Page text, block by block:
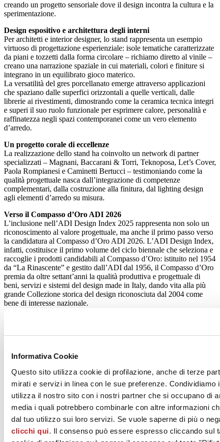
Informativa Cookie
Questo sito utilizza cookie di profilazione, anche di terze
mirati e servizi in linea con le sue preferenze.
utilizza il nostro sito con i nostri partner che si occupano di
media i quali potrebbero combinarle con altre informazioni
dal tuo utilizzo sui loro servizi. Se vuole saperne di più o
clicchi qui. Il consenso può essere espresso cliccando sul
creando un progetto sensoriale dove il design incontra la cultura e la
sperimentazione.
Design espositivo e architettura degli interni
Per architetti e interior designer, lo stand rappresenta un esempio
virtuoso di progettazione esperienziale: isole tematiche caratterizzate
da piani e tozzetti dalla forma circolare – richiamo diretto al vinile –
creano una narrazione spaziale in cui materiali, colori e finiture si
integrano in un equilibrato gioco materico.
La versatilità del gres porcellanato emerge attraverso applicazioni
che spaziano dalle superfici orizzontali a quelle verticali, dalle
librerie ai rivestimenti, dimostrando come la ceramica tecnica integri
e superi il suo ruolo funzionale per esprimere calore, personalità e
raffinatezza negli spazi contemporanei come un vero elemento
d’arredo.
Un progetto corale di eccellenze
La realizzazione dello stand ha coinvolto un network di partner
specializzati – Magnani, Baccarani & Torri, Teknoposa, Let’s Cover,
Paola Rompianesi e Caminetti Bertucci – testimoniando come la
qualità progettuale nasca dall’integrazione di competenze
complementari, dalla costruzione alla finitura, dal lighting design
agli elementi d’arredo su misura.
Verso il Compasso d’Oro ADI 2026
L’inclusione nell’ADI Design Index 2025 rappresenta non solo un
riconoscimento al valore progettuale, ma anche il primo passo verso
la candidatura al Compasso d’Oro ADI 2026. L’ADI Design Index,
infatti, costituisce il primo volume del ciclo biennale che seleziona e
raccoglie i prodotti candidabili al Compasso d’Oro: istituito nel 1954
da “La Rinascente” e gestito dall’ADI dal 1956, il Compasso d’Oro
premia da oltre settant’anni la qualità produttiva e progettuale di
beni, servizi e sistemi del design made in Italy, dando vita alla più
grande Collezione storica del design riconosciuta dal 2004 come
bene di interesse nazionale.
(“Premio dei Premi”), patrocinato dalla Presidenza della Repubblica,
espresso.
Ricerca, cultura del progetto e innovazione materica
“Questo riconoscimento conferma la direzione intrapresa da
Fondovalle: interpretare la ceramica non solo come prodotto tecnico,
ma come linguaggio espressivo contemporaneo capace di dialogare
con architettura, design e cultura” dichiara l’azienda. “La selezione
ADI premia un approccio che mette al centro ricerca,
sperimentazione e capacità di tradurre visioni progettuali in
esperienze spaziali significative”.